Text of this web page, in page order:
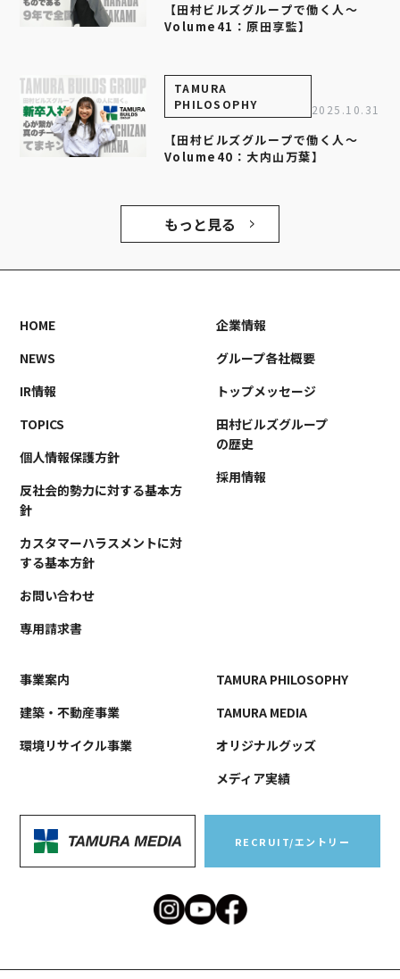
【田村ビルズグループで働く人～
Volume41：原田享監】
TAMURA
PHILOSOPHY
2025.10.31
【田村ビルズグループで働く人～
Volume40：大内山万葉】
もっと見る
HOME
NEWS
IR情報
TOPICS
個人情報保護方針
反社会的勢力に対する基本方
針
カスタマーハラスメントに対
する基本方針
お問い合わせ
専用請求書
企業情報
グループ各社概要
トップメッセージ
田村ビルズグループ
の歴史
採用情報
事業案内
建築・不動産事業
環境リサイクル事業
TAMURA PHILOSOPHY
TAMURA MEDIA
オリジナルグッズ
メディア実績
RECRUIT/エントリー